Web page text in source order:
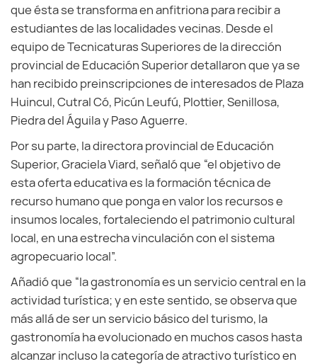
que ésta se transforma en anfitriona para recibir a
estudiantes de las localidades vecinas. Desde el
equipo de Tecnicaturas Superiores de la dirección
provincial de Educación Superior detallaron que ya se
han recibido preinscripciones de interesados de Plaza
Huincul, Cutral Có, Picún Leufú, Plottier, Senillosa,
Piedra del Águila y Paso Aguerre.
Por su parte, la directora provincial de Educación
Superior, Graciela Viard, señaló que “el objetivo de
esta oferta educativa es la formación técnica de
recurso humano que ponga en valor los recursos e
insumos locales, fortaleciendo el patrimonio cultural
local, en una estrecha vinculación con el sistema
agropecuario local”.
Añadió que “la gastronomía es un servicio central en la
actividad turística; y en este sentido, se observa que
más allá de ser un servicio básico del turismo, la
gastronomía ha evolucionado en muchos casos hasta
alcanzar incluso la categoría de atractivo turístico en